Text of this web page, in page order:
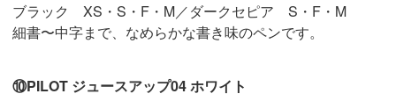
ブラック XS・S・F・M／ダークセピア S・F・M
細書〜中字まで、なめらかな書き味のペンです。
⑩PILOT ジュースアップ04 ホワイト